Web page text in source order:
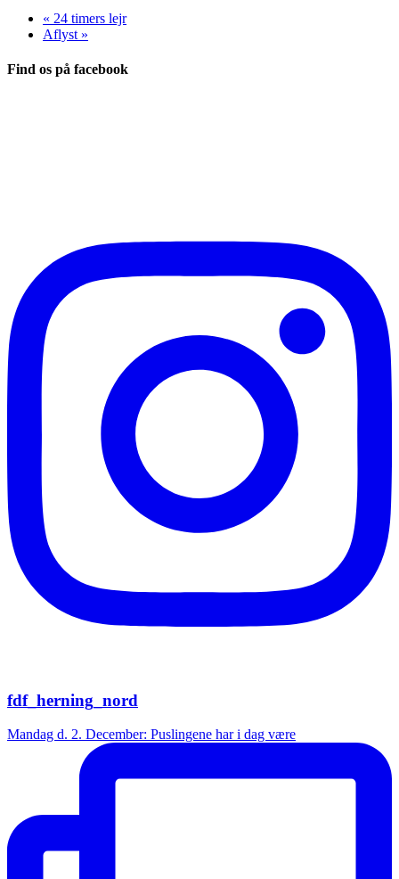
« 24 timers lejr
Aflyst »
Find os på facebook
fdf_herning_nord
Mandag d. 2. December: Puslingene har i dag være